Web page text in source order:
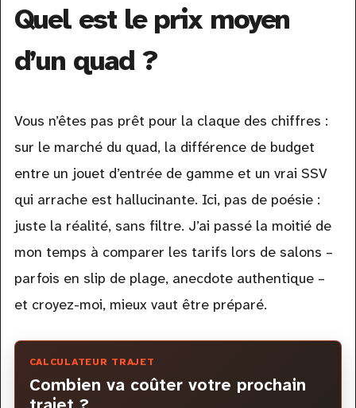
Quel est le prix moyen
d’un quad ?
Vous n’êtes pas prêt pour la claque des chiffres :
sur le marché du quad, la différence de budget
entre un jouet d’entrée de gamme et un vrai SSV
qui arrache est hallucinante. Ici, pas de poésie :
juste la réalité, sans filtre. J’ai passé la moitié de
mon temps à comparer les tarifs lors de salons –
parfois en slip de plage, anecdote authentique –
et croyez-moi, mieux vaut être préparé.
CALCULATEUR TRAJET
Combien va coûter votre prochain